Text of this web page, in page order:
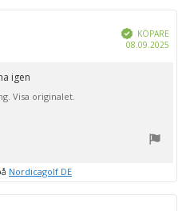
Bekräftad
KÖPARE
08.09.2025
igen
Visa originalet.
Nordicagolf DE